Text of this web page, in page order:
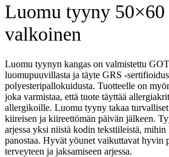
Luomu tyyny 50×60
valkoinen
Luomu tyynyn kangas on valmistettu
luomupuuvillasta ja täyte GRS -
polyesteripallokuidusta. Tuotteelle on
joka varmistaa, että tuote täyttää
allergikoille. Luomu tyyny takaa
kiireisen ja kiireettömän päivän jälkeen.
arjessa yksi niistä kodin tekstiileistä, mihin
panostaa. Hyvät yöunet vaikuttavat hyvin
terveyteen ja jaksamiseen arjessa.